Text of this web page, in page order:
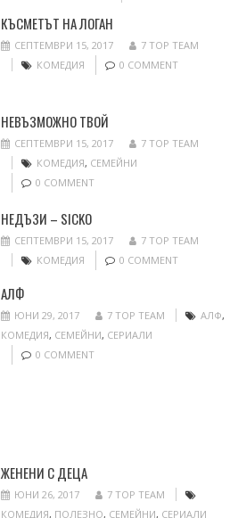
КЪСМЕТЪТ НА ЛОГАН
СЕПТЕМВРИ 15, 2017
7 TOP TEAM
КОМЕДИЯ
0 COMMENT
НЕВЪЗМОЖНО ТВОЙ
СЕПТЕМВРИ 15, 2017
7 TOP TEAM
КОМЕДИЯ, СЕМЕЙНИ
0 COMMENT
НЕДЪЗИ – SICKO
СЕПТЕМВРИ 15, 2017
7 TOP TEAM
КОМЕДИЯ
0 COMMENT
АЛФ
ЮНИ 29, 2017 7 TOP TEAM АЛФ,
КОМЕДИЯ, СЕМЕЙНИ, СЕРИАЛИ
0 COMMENT
ЖЕНЕНИ С ДЕЦА
ЮНИ 26, 2017
7 TOP TEAM
КОМЕДИЯ, ПОЛЕЗНО, СЕМЕЙНИ, СЕРИАЛИ